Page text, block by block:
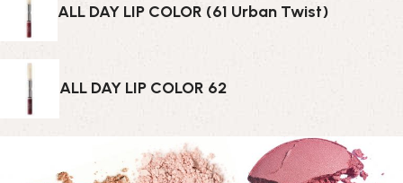
ALL DAY LIP COLOR (61 Urban Twist)
ALL DAY LIP COLOR 62